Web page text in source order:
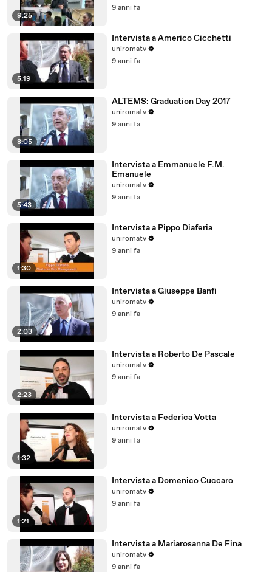
9:25
9 anni fa
5:19
Intervista a Americo Cicchetti
uniromatv
9 anni fa
8:05
ALTEMS: Graduation Day 2017
uniromatv
9 anni fa
5:43
Intervista a Emmanuele F.M.
Emanuele
uniromatv
9 anni fa
1:30
Intervista a Pippo Diaferia
uniromatv
9 anni fa
2:03
Intervista a Giuseppe Banfi
uniromatv
9 anni fa
2:23
Intervista a Roberto De Pascale
uniromatv
9 anni fa
1:32
Intervista a Federica Votta
uniromatv
9 anni fa
1:21
Intervista a Domenico Cuccaro
uniromatv
9 anni fa
Intervista a Mariarosanna De Fina
uniromatv
9 anni fa